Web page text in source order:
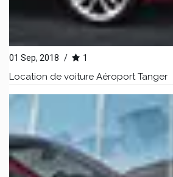
01 Sep, 2018 / 1
Location de voiture Aéroport Tanger